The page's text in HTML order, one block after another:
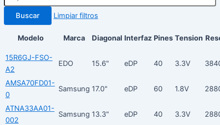
Buscar Limpiar filtros
Modelo Marca Diagonal Interfaz Pines Tension
15R6GJ-FSO-
A2
EDO 15.6" eDP 40 3.3V
AMSA70FD01-
0
Samsung 17.0" eDP 60 1.8V
ATNA33AA01-
002
Samsung 13.3" eDP 40 3.3V